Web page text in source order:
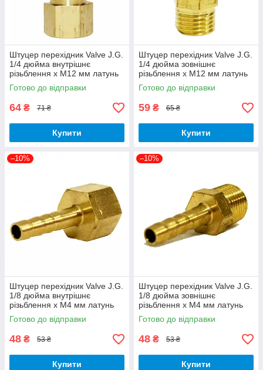
Штуцер перехідник Valve J.G.
1/4 дюйма внутрішнє
різьблення х М12 мм латунь
Готово до відправки
64 ₴ 71 ₴
Купити
Штуцер перехідник Valve J.G.
1/4 дюйма зовнішнє
різьблення х М12 мм латунь
Готово до відправки
59 ₴ 65 ₴
Купити
–10%
Штуцер перехідник Valve J.G.
1/8 дюйма внутрішнє
різьблення х М4 мм латунь
Готово до відправки
48 ₴ 53 ₴
Купити
–10%
Штуцер перехідник Valve J.G.
1/8 дюйма зовнішнє
різьблення х М4 мм латунь
Готово до відправки
48 ₴ 53 ₴
Купити